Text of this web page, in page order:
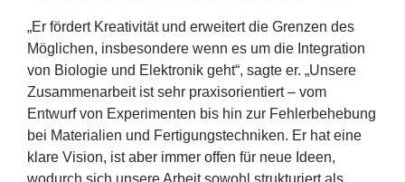
„Er fördert Kreativität und erweitert die Grenzen des
Möglichen, insbesondere wenn es um die Integration
von Biologie und Elektronik geht“, sagte er. „Unsere
Zusammenarbeit ist sehr praxisorientiert – vom
Entwurf von Experimenten bis hin zur Fehlerbehebung
bei Materialien und Fertigungstechniken. Er hat eine
klare Vision, ist aber immer offen für neue Ideen,